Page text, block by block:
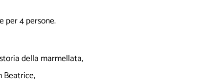
per 4 persone.
della marmellata,
Beatrice,